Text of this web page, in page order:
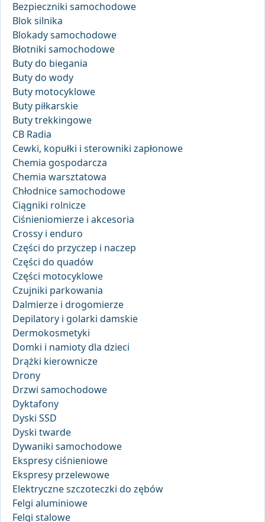
Bezpieczniki samochodowe
Blok silnika
Blokady samochodowe
Błotniki samochodowe
Buty do biegania
Buty do wody
Buty motocyklowe
Buty piłkarskie
Buty trekkingowe
CB Radia
Cewki, kopułki i sterowniki zapłonowe
Chemia gospodarcza
Chemia warsztatowa
Chłodnice samochodowe
Ciągniki rolnicze
Ciśnieniomierze i akcesoria
Crossy i enduro
Części do przyczep i naczep
Części do quadów
Części motocyklowe
Czujniki parkowania
Dalmierze i drogomierze
Depilatory i golarki damskie
Dermokosmetyki
Domki i namioty dla dzieci
Drążki kierownicze
Drony
Drzwi samochodowe
Dyktafony
Dyski SSD
Dyski twarde
Dywaniki samochodowe
Ekspresy ciśnieniowe
Ekspresy przelewowe
Elektryczne szczoteczki do zębów
Felgi aluminiowe
Felgi stalowe